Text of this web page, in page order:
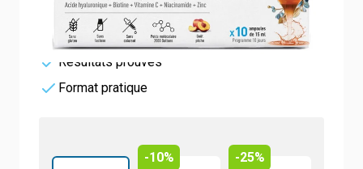
Collagène Marin Naticol®
Actifs beauté synergique
Résultats prouvés
Format pratique
-10% -25%